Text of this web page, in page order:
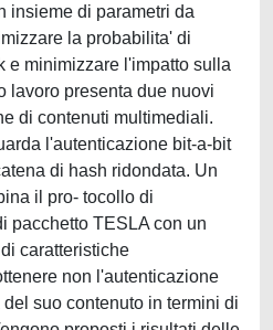
insieme di parametri da
la probabilita' di
e minimizzare l'impatto sulla
lavoro presenta due nuovi
di contenuti multimediali.
l'autenticazione bit-a-bit
di hash ridondata. Un
il pro- tocollo di
pacchetto TESLA con un
caratteristiche
non l'autenticazione
suo contenuto in termini di